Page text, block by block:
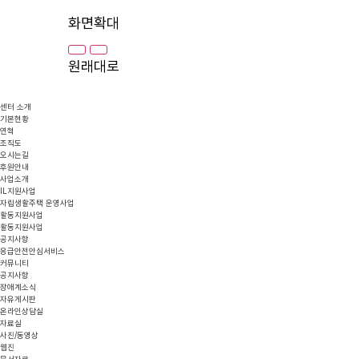
화면확대
원래대로
센터 소개
기본현황
연혁
조직도
오시는길
후원안내
사업소개
IL지원사업
자립생활주택 운영사업
활동지원사업
활동지원사업
공지사항
응급안전안심서비스
커뮤니티
공지사항
장애계소식
자유게시판
온라인상담실
자료실
사진/동영상
웹진